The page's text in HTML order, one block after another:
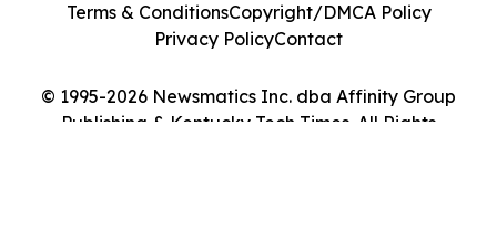
© 1995-2026 Newsmatics Inc. dba Affinity Group
Publishing & Kentucky Tech Times. All Rights
Terms & ConditionsCopyright/DMCA Policy
Privacy PolicyContact